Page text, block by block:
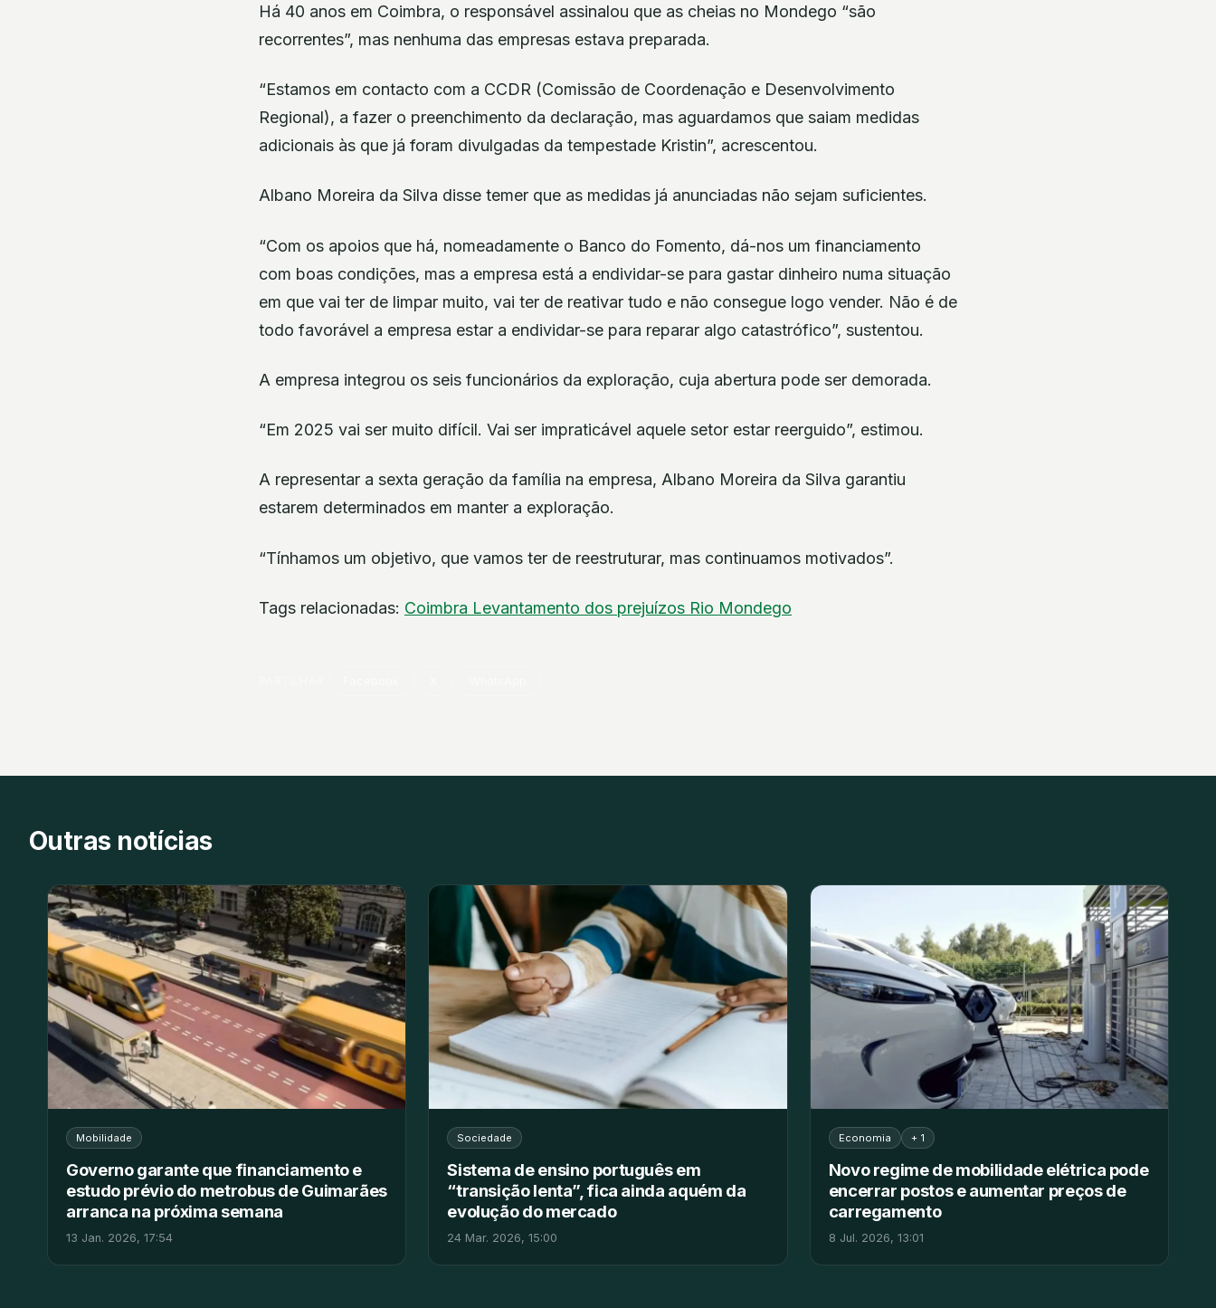
Há 40 anos em Coimbra, o responsável assinalou que as cheias no Mondego “são
recorrentes”, mas nenhuma das empresas estava preparada.
“Estamos em contacto com a CCDR (Comissão de Coordenação e Desenvolvimento
Regional), a fazer o preenchimento da declaração, mas aguardamos que saiam medidas
adicionais às que já foram divulgadas da tempestade Kristin”, acrescentou.
Albano Moreira da Silva disse temer que as medidas já anunciadas não sejam suficientes.
“Com os apoios que há, nomeadamente o Banco do Fomento, dá-nos um financiamento
com boas condições, mas a empresa está a endividar-se para gastar dinheiro numa situação
em que vai ter de limpar muito, vai ter de reativar tudo e não consegue logo vender. Não é de
todo favorável a empresa estar a endividar-se para reparar algo catastrófico”, sustentou.
A empresa integrou os seis funcionários da exploração, cuja abertura pode ser demorada.
“Em 2025 vai ser muito difícil. Vai ser impraticável aquele setor estar reerguido”, estimou.
A representar a sexta geração da família na empresa, Albano Moreira da Silva garantiu
estarem determinados em manter a exploração.
“Tínhamos um objetivo, que vamos ter de reestruturar, mas continuamos motivados”.
Tags relacionadas: Coimbra Levantamento dos prejuízos Rio Mondego
Outras notícias
Mobilidade
Governo garante que financiamento e
estudo prévio do metrobus de Guimarães
arranca na próxima semana
13 Jan. 2026, 17:54
Sociedade
Sistema de ensino português em
“transição lenta”, fica ainda aquém da
evolução do mercado
24 Mar. 2026, 15:00
Economia + 1
Novo regime de mobilidade elétrica pode
encerrar postos e aumentar preços de
carregamento
8 Jul. 2026, 13:01